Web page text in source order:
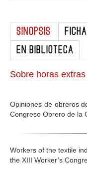
DOCUMENTALES
MUJERES
AUDIOVISUAL
SINOPSIS
EN BIBLIOTECA
Sobre horas
Opiniones de obreros
Congreso Obrero de la
Workers of the textile
the XIII Worker’s